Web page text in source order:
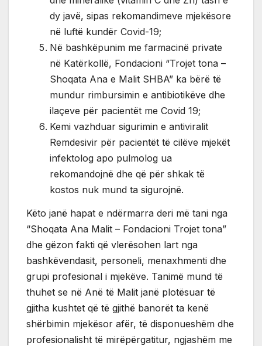
dy javë, sipas rekomandimeve mjekësore
në luftë kundër Covid-19;
Në bashkëpunim me farmacinë private
në Katërkollë, Fondacioni “Trojet tona –
Shoqata Ana e Malit SHBA” ka bërë të
mundur rimbursimin e antibiotikëve dhe
ilaçeve për pacientët me Covid 19;
Kemi vazhduar sigurimin e antiviralit
Remdesivir për pacientët të cilëve mjekët
infektolog apo pulmolog ua
rekomandojnë dhe që për shkak të
kostos nuk mund ta sigurojnë.
Këto janë hapat e ndërmarra deri më tani nga
“Shoqata Ana Malit – Fondacioni Trojet tona”
dhe gëzon fakti që vlerësohen lart nga
bashkëvendasit, personeli, menaxhmenti dhe
grupi profesional i mjekëve. Tanimë mund të
thuhet se në Anë të Malit janë plotësuar të
gjitha kushtet që të gjithë banorët ta kenë
shërbimin mjekësor afër, të disponueshëm dhe
profesionalisht të mirëpërgatitur, ngjashëm me